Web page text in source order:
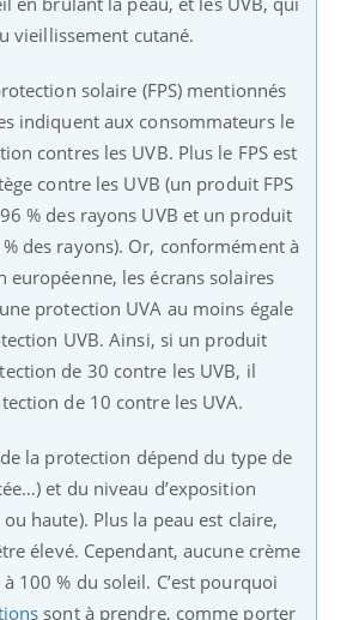
vieillissement cutané.
solaire (FPS) mentionnés
indiquent aux consommateurs le
contres les UVB. Plus le FPS est
contre les UVB (un produit FPS
% des rayons UVB et un produit
des rayons). Or, conformément à
européenne, les écrans solaires
protection UVA au moins égale
UVB. Ainsi, si un produit
de 30 contre les UVB, il
de 10 contre les UVA.
la protection dépend du type de
et du niveau d’exposition
haute). Plus la peau est claire,
élevé. Cependant, aucune crème
100 % du soleil. C’est pourquoi
sont à prendre, comme porter